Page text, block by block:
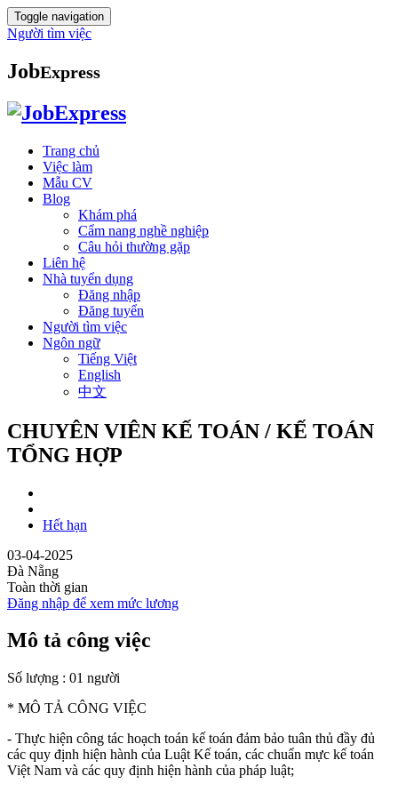
Toggle navigation
Người tìm việc
JobExpress
Trang chủ
Việc làm
Mẫu CV
Blog
Khám phá
Cẩm nang nghề nghiệp
Câu hỏi thường gặp
Liên hệ
Nhà tuyển dụng
Đăng nhập
Đăng tuyển
Người tìm việc
Ngôn ngữ
Tiếng Việt
English
中文
CHUYÊN VIÊN KẾ TOÁN / KẾ TOÁN
TỔNG HỢP
Hết hạn
03-04-2025
Đà Nẵng
Toàn thời gian
Đăng nhập để xem mức lương
Mô tả công việc
Số lượng : 01 người
* MÔ TẢ CÔNG VIỆC
- Thực hiện công tác hoạch toán kế toán đảm bảo tuân thủ đầy đủ
các quy định hiện hành của Luật Kế toán, các chuẩn mực kế toán
Việt Nam và các quy định hiện hành của pháp luật;